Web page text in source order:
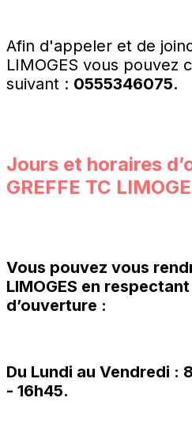
Afin d'appeler et de
LIMOGES vous pouvez
suivant : 0555346075.
Jours et horaires
GREFFE TC
Vous pouvez vous
LIMOGES en
d’ouverture :
Du Lundi au Vendredi :
- 16h45.